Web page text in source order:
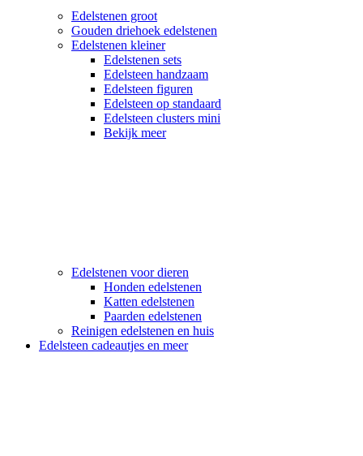
Edelstenen groot
Gouden driehoek edelstenen
Edelstenen kleiner
Edelstenen sets
Edelsteen handzaam
Edelsteen figuren
Edelsteen op standaard
Edelsteen clusters mini
Bekijk meer
Edelstenen voor dieren
Honden edelstenen
Katten edelstenen
Paarden edelstenen
Reinigen edelstenen en huis
Edelsteen cadeautjes en meer